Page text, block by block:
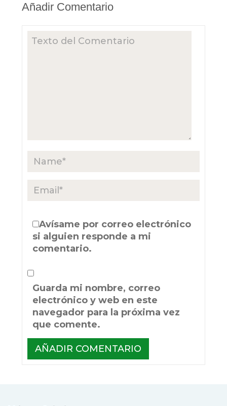
Añadir Comentario
Avísame por correo electrónico
si alguien responde a mi
comentario.
Guarda mi nombre, correo
electrónico y web en este
navegador para la próxima vez
que comente.